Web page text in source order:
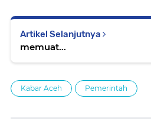
Artikel Selanjutnya
memuat...
Kabar Aceh Pemerintah